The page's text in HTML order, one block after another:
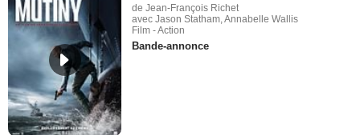
de Jean-François Richet
avec Jason Statham, Annabelle Wallis
Film - Action
Bande-annonce